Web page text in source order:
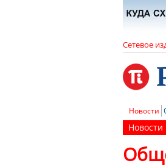
Сетевое
Новости
Новости